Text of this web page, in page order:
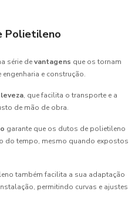
Polietileno
série devantagens que os tornam
e construção.
leveza, que facilita o transporte e a
de mão de obra.
garante que os dutos de polietileno
do tempo, mesmo quando expostos
também facilita a sua adaptação
permitindo curvas e ajustes